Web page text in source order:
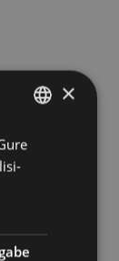
BASQUE
SPANISH
×